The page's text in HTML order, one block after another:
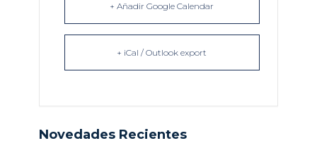
+ Añadir Google Calendar
+ iCal / Outlook export
Novedades Recientes